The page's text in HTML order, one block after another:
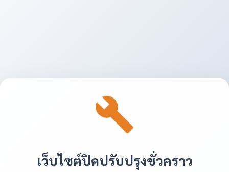
เว็บไซต์ปิดปรับปรุงชั่วคราว